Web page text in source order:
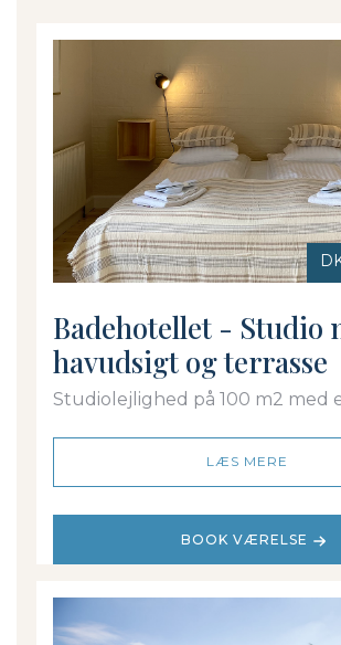
Badehotellet - Studio
havudsigt og terrasse
Studiolejlighed på 100 m2 med
LÆS MERE
BOOK VÆRELSE